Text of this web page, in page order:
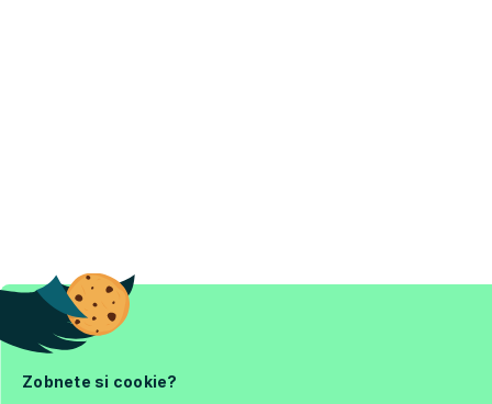
Zobnete si cookie?